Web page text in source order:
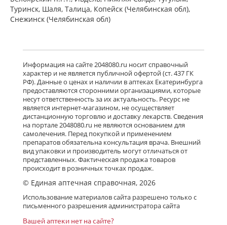
Туринск, Шаля, Талица, Копейск (Челябинская обл),
Снежинск (Челябинская обл)
Информация на сайте 2048080.ru носит справочный
характер и не является публичной офертой (ст. 437 ГК
РФ). Данные о ценах и наличии в аптеках Екатеринбурга
предоставляются сторонними организациями, которые
несут ответственность за их актуальность. Ресурс не
является интернет-магазином, не осуществляет
дистанционную торговлю и доставку лекарств. Сведения
на портале 2048080.ru не являются основанием для
самолечения. Перед покупкой и применением
препаратов обязательна консультация врача. Внешний
вид упаковки и производитель могут отличаться от
представленных. Фактическая продажа товаров
происходит в розничных точках продаж.
© Единая аптечная справочная, 2026
Использование материалов сайта разрешено только с
письменного разрешения администратора сайта
Вашей аптеки нет на сайте?